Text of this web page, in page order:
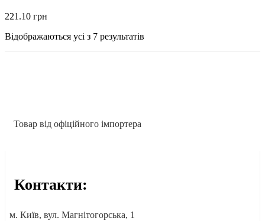
221.10 грн
Відображаються усі з 7 результатів
Товар від офіційного імпортера
Контакти:
м. Київ, вул. Магнітогорська, 1